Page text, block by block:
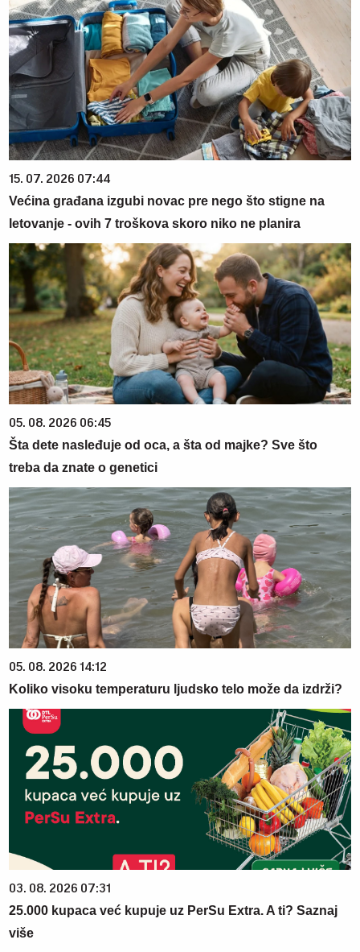
15. 07. 2026 07:44
Većina građana izgubi novac pre nego što stigne na
letovanje - ovih 7 troškova skoro niko ne planira
05. 08. 2026 06:45
Šta dete nasleđuje od oca, a šta od majke? Sve što
treba da znate o genetici
05. 08. 2026 14:12
Koliko visoku temperaturu ljudsko telo može da izdrži?
03. 08. 2026 07:31
25.000 kupaca već kupuje uz PerSu Extra. A ti? Saznaj
više